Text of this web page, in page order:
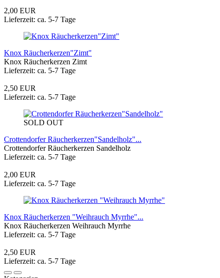
2,00 EUR
Lieferzeit: ca. 5-7 Tage
Knox Räucherkerzen"Zimt"
Knox Räucherkerzen Zimt
Lieferzeit: ca. 5-7 Tage
2,50 EUR
Lieferzeit: ca. 5-7 Tage
SOLD OUT
Crottendorfer Räucherkerzen"Sandelholz"...
Crottendorfer Räucherkerzen Sandelholz
Lieferzeit: ca. 5-7 Tage
2,00 EUR
Lieferzeit: ca. 5-7 Tage
Knox Räucherkerzen "Weihrauch Myrrhe"...
Knox Räucherkerzen Weihrauch Myrrhe
Lieferzeit: ca. 5-7 Tage
2,50 EUR
Lieferzeit: ca. 5-7 Tage